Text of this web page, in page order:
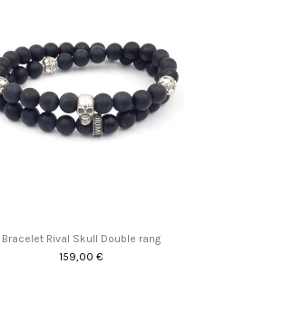
Bracelet Rival Skull Double rang
159,00 €